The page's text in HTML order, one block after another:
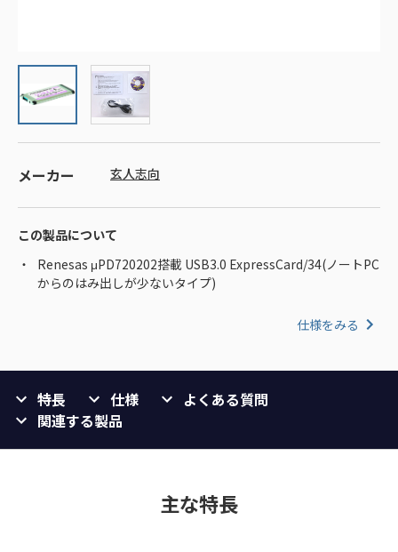
メーカー 玄人志向
この製品について
Renesas μPD720202搭載 USB3.0 ExpressCard/34(ノートPC
からのはみ出しが少ないタイプ)
仕様をみる
特長 仕様
よくある質問
関連する製品
主な特長